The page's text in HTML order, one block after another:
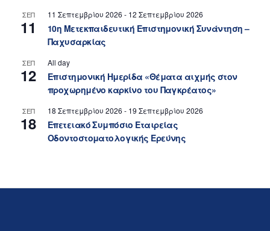
ΣΕΠ
11
11 Σεπτεμβρίου 2026 - 12 Σεπτεμβρίου 2026
10η Μετεκπαιδευτική Επιστημονική Συνάντηση –
Παχυσαρκίας
ΣΕΠ
12
All day
Επιστημονική Ημερίδα «Θέματα αιχμής στον
προχωρημένο καρκίνο του Παγκρέατος»
ΣΕΠ
18
18 Σεπτεμβρίου 2026 - 19 Σεπτεμβρίου 2026
Επετειακό Συμπόσιο Εταιρείας
Οδοντοστοματολογικής Ερεύνης